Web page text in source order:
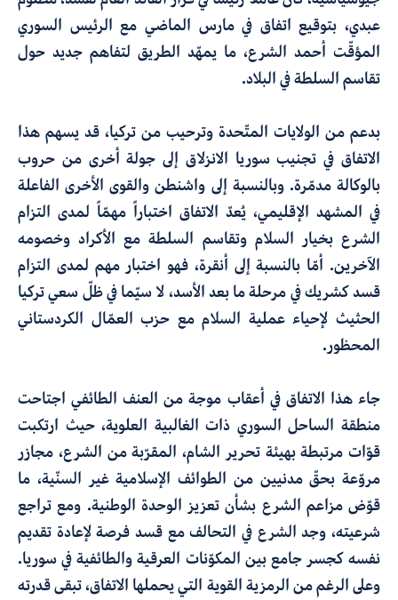
عبدي، بتوقيع اتفاق في مارس الماضي مع الرئيس السوري
المؤقّت أحمد الشرع، ما يمهّد الطريق لتفاهم جديد حول
تقاسم السلطة في البلاد.
بدعم من الولايات المتّحدة وترحيب من تركيا، قد يسهم هذا
الاتفاق في تجنيب سوريا الانزلاق إلى جولة أخرى من حروب
بالوكالة مدمّرة. وبالنسبة إلى واشنطن والقوى الأخرى الفاعلة
في المشهد الإقليمي، يُعدّ الاتفاق اختباراً مهمّاً لمدى التزام
الشرع بخيار السلام وتقاسم السلطة مع الأكراد وخصومه
الآخرين. أمّا بالنسبة إلى أنقرة، فهو اختبار مهم لمدى التزام
قسد كشريك في مرحلة ما بعد الأسد، لا سيّما في ظلّ سعيتركيا
الحثيث لإحياء عملية السلام مع حزب العمّال الكردستاني
المحظور.
جاء هذا الاتفاق في أعقاب موجة من العنف الطائفي اجتاحت
منطقة الساحل السوري ذات الغالبية العلوية، حيث ارتكبت
قوّات مرتبطة بهيئة تحرير الشام، المقرّبة من الشرع، مجازر
مروّعة بحقّ مدنيين من الطوائف الإسلامية غير السنّية، ما
قوّض مزاعم الشرع بشأن تعزيز الوحدة الوطنية. ومع تراجع
شرعيته، وجد الشرع في التحالف مع قسد فرصة لإعادة تقديم
نفسه كجسر جامع بين المكوّنات العرقية والطائفية في سوريا.
وعلى الرغم من الرمزية القوية التي يحملها الاتفاق، تبقى قدرته